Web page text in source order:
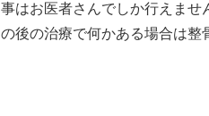
事はお医者さんでしか行えませ
の後の治療で何かある場合は整